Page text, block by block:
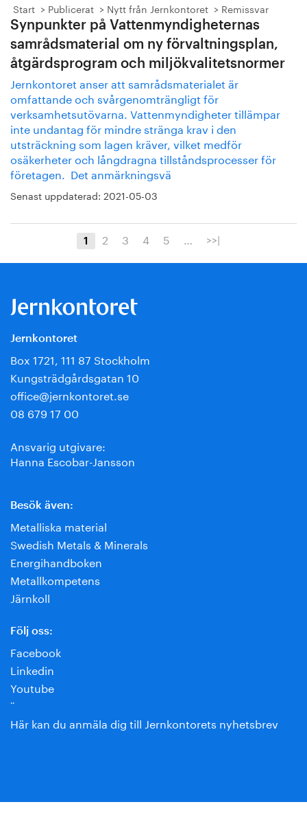
Start Publicerat Nytt från Jernkontoret Remissvar
Synpunkter på Vattenmyndigheternas
samrådsmaterial om ny förvaltningsplan,
åtgärdsprogram och miljökvalitetsnormer
Jernkontoret anser att samrådsmaterialet är
omfattande och svårgenomträngligt för
verksamhetsutövarna. Vattenmyndigheter tillämpar
inte undantag för mindre stränga krav i den
utsträckning som lagen kräver, vilket medför
osäkerheter och långdragna tillståndsprocesser för
företagen. Det anmärkningsvä
Senast uppdaterad: 2021-05-03
1 2 3 4 5 … >>|
Jernkontoret
Box 1721, 111 87 Stockholm
Kungsträdgårdsgatan 10
office@jernkontoret.se
08 679 17 00
Ansvarig utgivare:
Hanna Escobar-Jansson
Besök även:
Metalliska material
Swedish Metals & Minerals
Energihandboken
Metallkompetens
Järnkoll
Följ oss:
Facebook
Linkedin
Youtube
¨
Här kan du anmäla dig till Jernkontorets nyhetsbrev